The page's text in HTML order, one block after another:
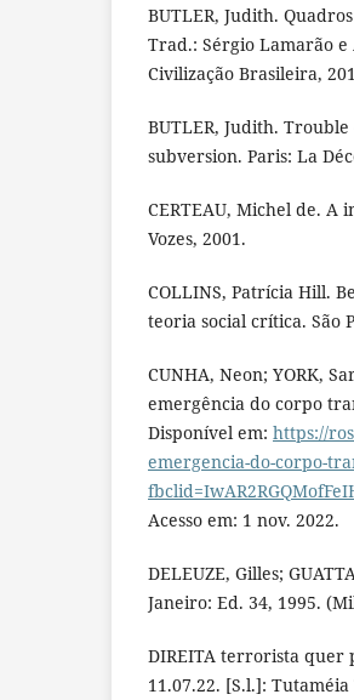
BUTLER, Judith.
Trad.: Sérgio Lamarão
Civilização Brasileira,
BUTLER, Judith.
subversion. Paris: La
CERTEAU, Michel de. A
Vozes, 2001.
COLLINS, Patrícia Hill.
teoria social crítica. São
CUNHA, Neon; YORK,
emergência do corpo
Disponível em: https://
emergencia-do-corpo-
Acesso em: 1 nov. 2022.
DELEUZE, Gilles;
Janeiro: Ed. 34, 1995.
DIREITA terrorista quer
11.07.22. [S.l.]: